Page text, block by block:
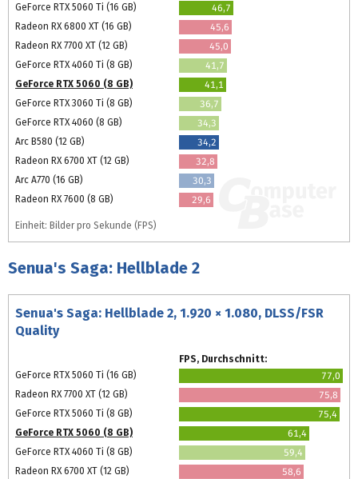
GeForce RTX 5060 Ti (16 GB)
46,7
Radeon RX 6800 XT (16 GB)
45,6
Radeon RX 7700 XT (12 GB)
45,0
GeForce RTX 4060 Ti (8 GB)
41,7
GeForce RTX 5060 (8 GB)
41,1
GeForce RTX 3060 Ti (8 GB)
36,7
GeForce RTX 4060 (8 GB)
34,3
Arc B580 (12 GB)
34,2
Radeon RX 6700 XT (12 GB)
32,8
Arc A770 (16 GB)
30,3
Radeon RX 7600 (8 GB)
29,6
Einheit: Bilder pro Sekunde (FPS)
Senua's Saga: Hellblade 2
Senua's Saga: Hellblade 2, 1.920 × 1.080, DLSS/FSR
Quality
FPS, Durchschnitt:
GeForce RTX 5060 Ti (16 GB)
77,0
Radeon RX 7700 XT (12 GB)
75,8
GeForce RTX 5060 Ti (8 GB)
75,4
GeForce RTX 5060 (8 GB)
61,4
GeForce RTX 4060 Ti (8 GB)
59,4
Radeon RX 6700 XT (12 GB)
58,6